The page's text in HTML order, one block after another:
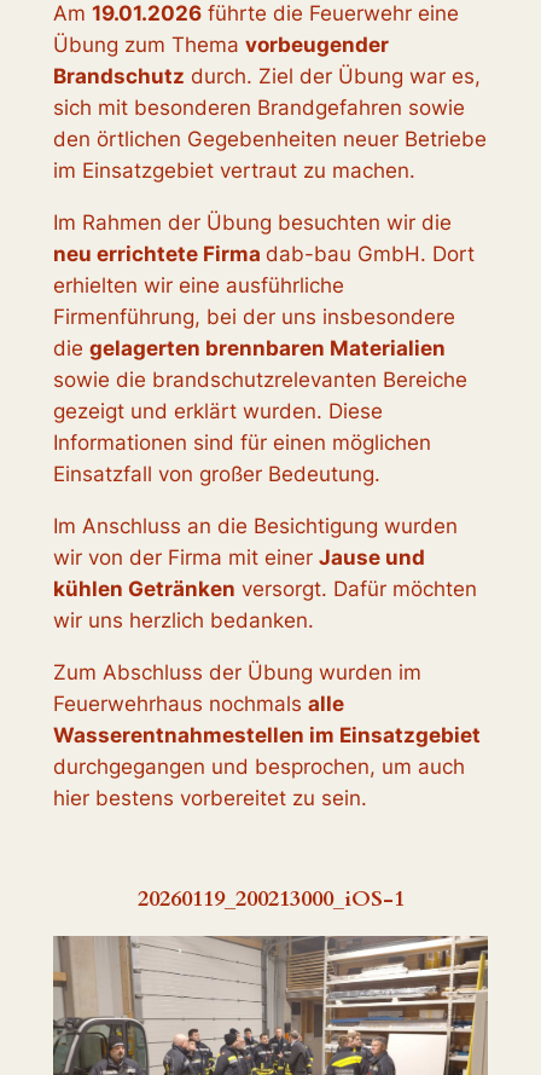
Am 19.01.2026führte die Feuerwehr eine
Übung zum Thema vorbeugender
Brandschutz durch. Ziel der Übung war es,
sich mit besonderen Brandgefahren sowie
den örtlichen Gegebenheiten neuer Betriebe
im Einsatzgebiet vertraut zu machen.
Im Rahmen der Übung besuchten wir die
neu errichtete Firma dab-bau GmbH. Dort
erhielten wir eine ausführliche
Firmenführung, bei der uns insbesondere
die gelagerten brennbaren Materialien
sowie die brandschutzrelevanten Bereiche
gezeigt und erklärt wurden. Diese
Informationen sind für einen möglichen
Einsatzfall von großer Bedeutung.
Im Anschluss an die Besichtigung wurden
wir von der Firma mit einer Jause und
kühlen Getränken versorgt. Dafür möchten
wir uns herzlich bedanken.
Zum Abschluss der Übung wurden im
Feuerwehrhaus nochmals alle
Wasserentnahmestellen im Einsatzgebiet
durchgegangen und besprochen, um auch
hier bestens vorbereitet zu sein.
20260119_200213000_iOS-1